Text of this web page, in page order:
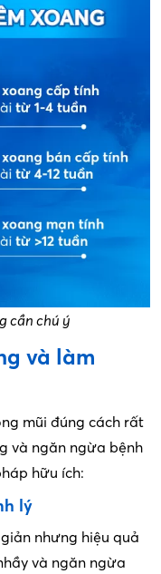
cần chú ý
và làm
mũi đúng cách rất
và ngăn ngừa bệnh
hữu ích:
lý
nhưng hiệu quả
và ngăn ngừa